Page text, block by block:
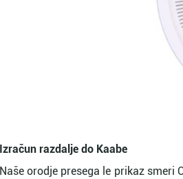
Izračun razdalje do Kaabe
Naše orodje presega le prikaz smeri